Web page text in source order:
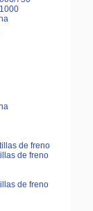
de freno
de freno
de freno